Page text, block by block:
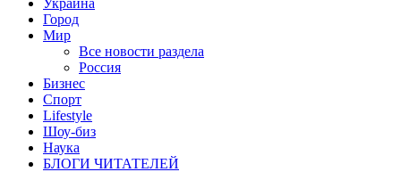
Украина
Город
Мир
Все новости раздела
Россия
Бизнес
Спорт
Lifestyle
Шоу-биз
Наука
БЛОГИ ЧИТАТЕЛЕЙ